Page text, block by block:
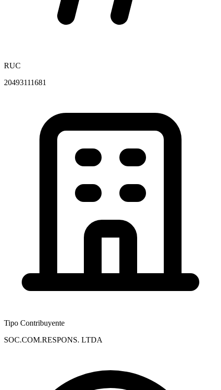
RUC
20493111681
Tipo Contribuyente
SOC.COM.RESPONS. LTDA